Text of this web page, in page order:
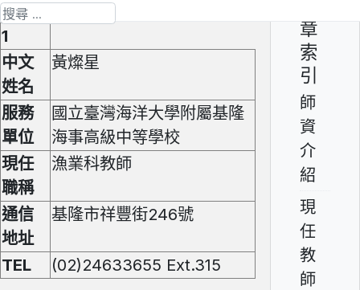
搜尋
章
索
引
師
資
介
紹
現
任
教
師
1
中文
姓名
黃燦星
服務
單位
國立臺灣海洋大學附屬基隆
海事高級中等學校
現任
職稱
漁業科教師
通信
地址
基隆市祥豐街246號
TEL (02)24633655 Ext.315